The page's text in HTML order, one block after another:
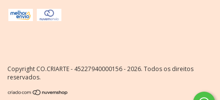
Copyright CO.CRIARTE - 45227940000156 - 2026. Todos os direitos
reservados.